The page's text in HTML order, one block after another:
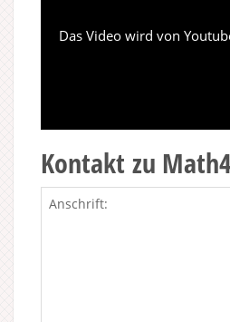
Das Video wird von
Kontakt zu
Anschrift: